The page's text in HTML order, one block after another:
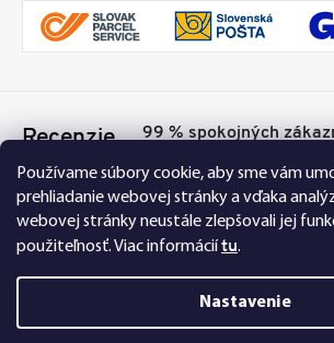
Používame súbory cookie, aby sme vám
prehliadanie webovej stránky a vďaka
webovej stránky neustále zlepšovali jej
použiteľnosť.Viac informáciítu.
Nastavenie
Recenzie 99 % spokojných